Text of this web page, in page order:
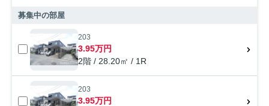
募集中の部屋
203
3.95万円
2階 / 28.20㎡ / 1R
203
3.95万円